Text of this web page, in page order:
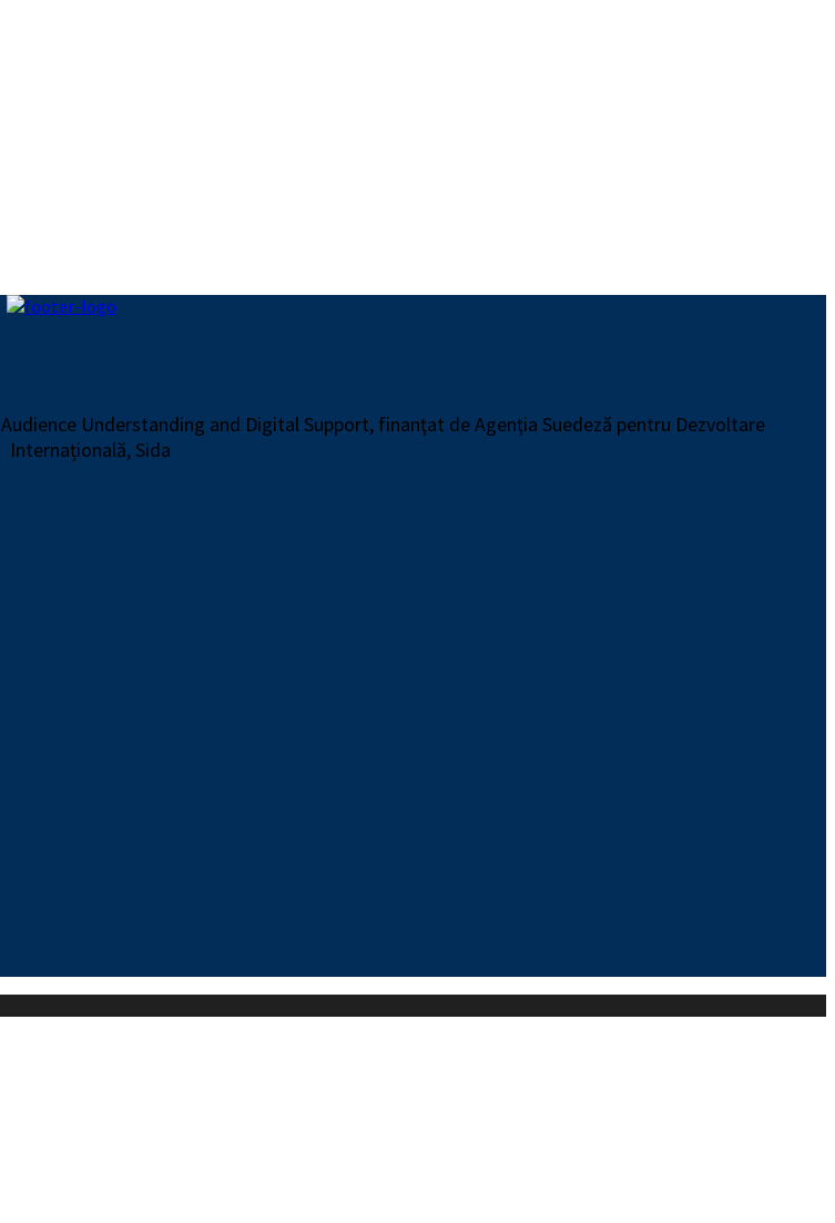
Understanding and Digital Support, finanţat de Agenția Suedeză pentru Dezvoltare
Internațională, Sida